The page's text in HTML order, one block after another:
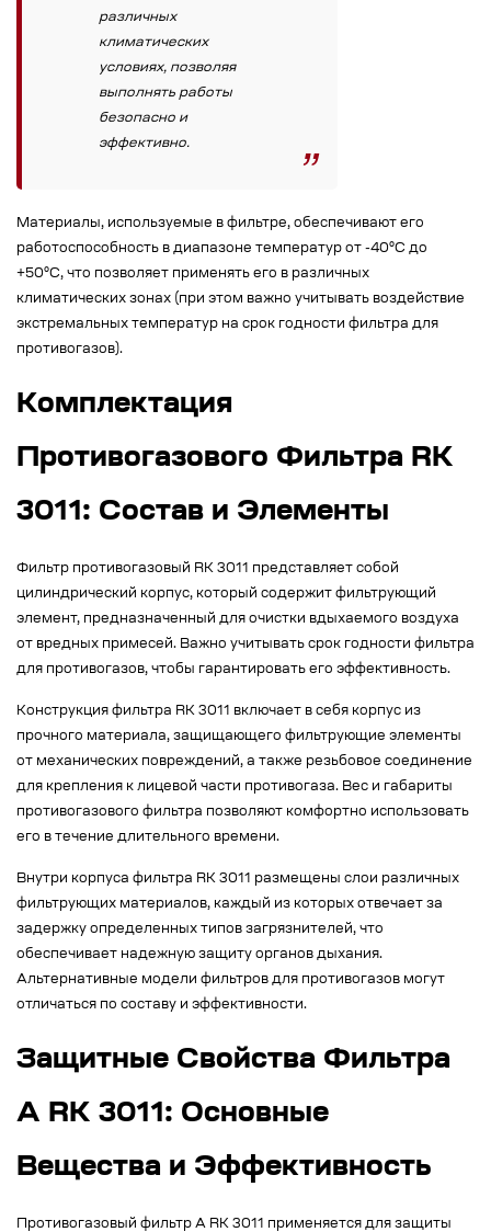
различных
климатических
условиях, позволяя
выполнять работы
безопасно и
эффективно.
Материалы, используемые в фильтре, обеспечивают его
работоспособность в диапазоне температур от -40°C до
+50°C, что позволяет применять его в различных
климатических зонах (при этом важно учитывать воздействие
экстремальных температур на срок годности фильтра для
противогазов).
Комплектация
Противогазового Фильтра RK
3011: Состав и Элементы
Фильтр противогазовый RK 3011 представляет собой
цилиндрический корпус, который содержит фильтрующий
элемент, предназначенный для очистки вдыхаемого воздуха
от вредных примесей. Важно учитывать срок годности фильтра
для противогазов, чтобы гарантировать его эффективность.
Конструкция фильтра RK 3011 включает в себя корпус из
прочного материала, защищающего фильтрующие элементы
от механических повреждений, а также резьбовое соединение
для крепления к лицевой части противогаза. Вес и габариты
противогазового фильтра позволяют комфортно использовать
его в течение длительного времени.
Внутри корпуса фильтра RK 3011 размещены слои различных
фильтрующих материалов, каждый из которых отвечает за
задержку определенных типов загрязнителей, что
обеспечивает надежную защиту органов дыхания.
Альтернативные модели фильтров для противогазов могут
отличаться по составу и эффективности.
Защитные Свойства Фильтра
А RK 3011: Основные
Вещества и Эффективность
Противогазовый фильтр А RK 3011 применяется для защиты